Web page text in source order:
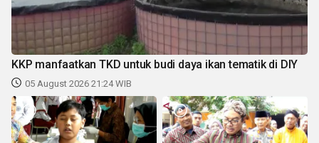
KKP manfaatkan TKD untuk budi daya ikan tematik di DIY
05 August 2026 21:24 WIB